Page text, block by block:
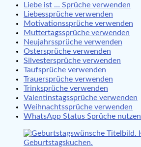
Liebe ist … Sprüche verwenden
Liebessprüche verwenden
Motivationssprüche verwenden
Muttertagssprüche verwenden
Neujahrssprüche verwenden
Ostersprüche verwenden
Silvestersprüche verwenden
Taufsprüche verwenden
Trauersprüche verwenden
Trinksprüche verwenden
Valentinstagssprüche verwenden
Weihnachtssprüche verwenden
WhatsApp Status Sprüche nutzen